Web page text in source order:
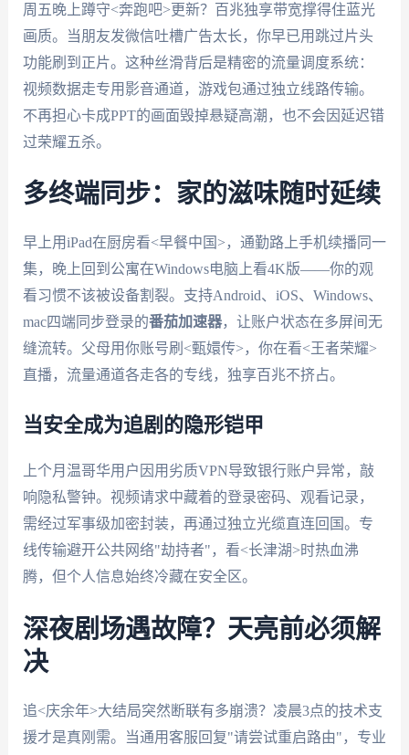
周五晚上蹲守<奔跑吧>更新？百兆独享带宽撑得住蓝光
画质。当朋友发微信吐槽广告太长，你早已用跳过片头
功能刷到正片。这种丝滑背后是精密的流量调度系统：
视频数据走专用影音通道，游戏包通过独立线路传输。
不再担心卡成PPT的画面毁掉悬疑高潮，也不会因延迟错
过荣耀五杀。
多终端同步：家的滋味随时延续
早上用iPad在厨房看<早餐中国>，通勤路上手机续播同一
集，晚上回到公寓在Windows电脑上看4K版——你的观
看习惯不该被设备割裂。支持Android、iOS、Windows、
mac四端同步登录的番茄加速器，让账户状态在多屏间无
缝流转。父母用你账号刷<甄嬛传>，你在看<王者荣耀>
直播，流量通道各走各的专线，独享百兆不挤占。
当安全成为追剧的隐形铠甲
上个月温哥华用户因用劣质VPN导致银行账户异常，敲
响隐私警钟。视频请求中藏着的登录密码、观看记录，
需经过军事级加密封装，再通过独立光缆直连回国。专
线传输避开公共网络"劫持者"，看<长津湖>时热血沸
腾，但个人信息始终冷藏在安全区。
深夜剧场遇故障？天亮前必须解
决
追<庆余年>大结局突然断联有多崩溃？凌晨3点的技术支
援才是真刚需。当通用客服回复"请尝试重启路由"，专业